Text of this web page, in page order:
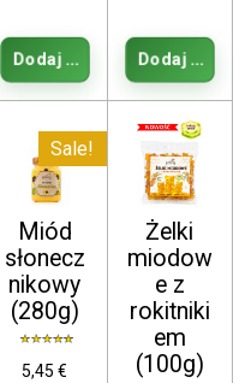
Dodaj do koszykaDodaj do
Sale!
Miód
słonecz
nikowy
(280g)
5,45 €
Żelki
miodow
e z
rokitniki
em
(100g)